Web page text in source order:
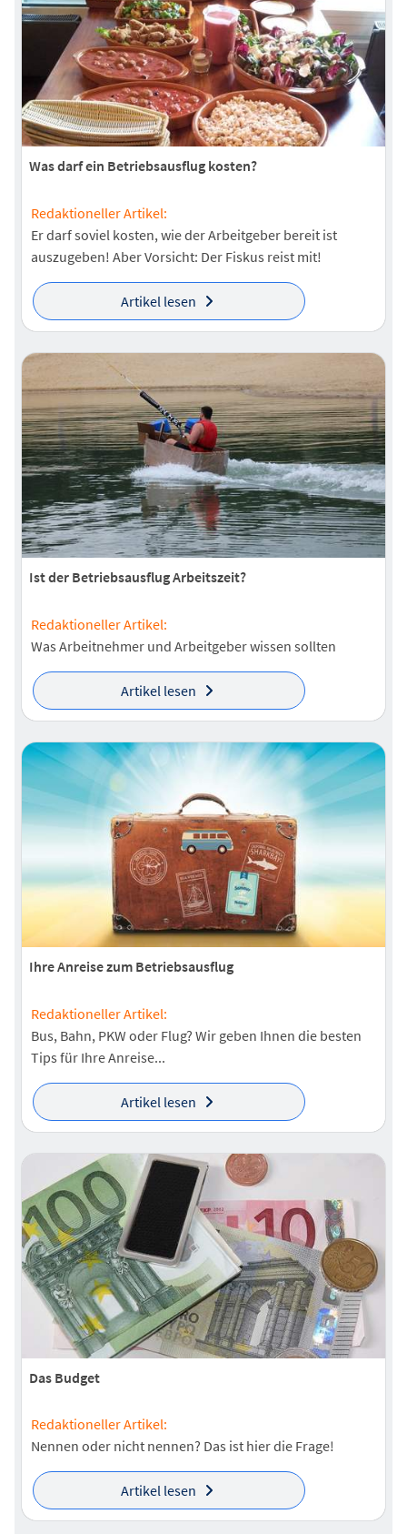
Was darf ein Betriebsausflug kosten?
Redaktioneller Artikel:
Er darf soviel kosten, wie der Arbeitgeber bereit ist
auszugeben! Aber Vorsicht: Der Fiskus reist mit!
Artikel lesen
Ist der Betriebsausflug Arbeitszeit?
Redaktioneller Artikel:
Was Arbeitnehmer und Arbeitgeber wissen sollten
Artikel lesen
Ihre Anreise zum Betriebsausflug
Redaktioneller Artikel:
Bus, Bahn, PKW oder Flug? Wir geben Ihnen die besten
Tips für Ihre Anreise...
Artikel lesen
Das Budget
Redaktioneller Artikel:
Nennen oder nicht nennen? Das ist hier die Frage!
Artikel lesen